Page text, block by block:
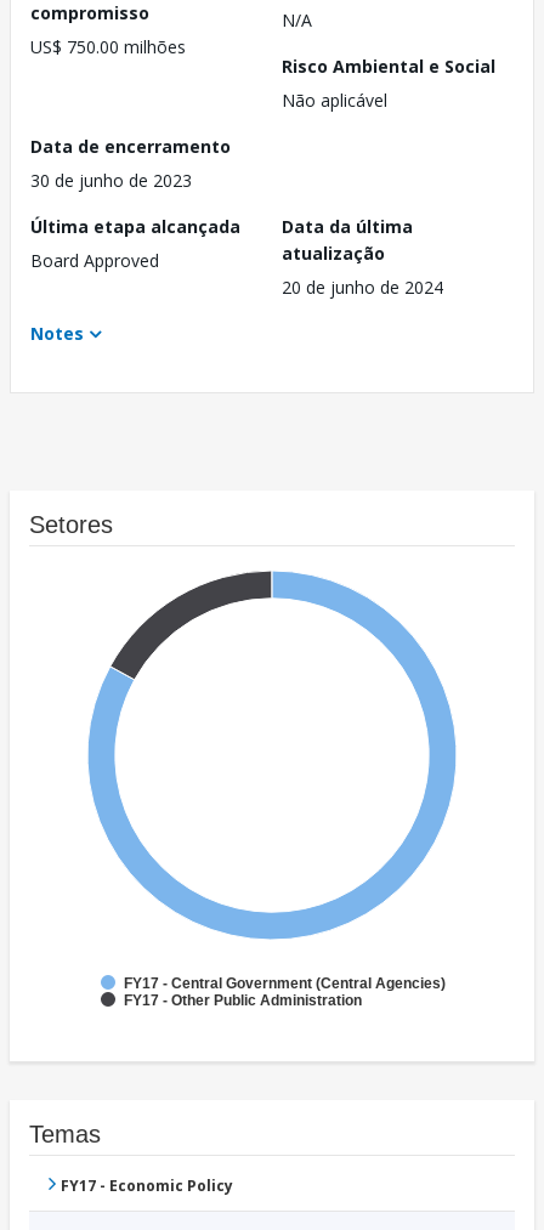
compromisso
US$ 750.00 milhões
N/A
Risco Ambiental e Social
Não aplicável
Data de encerramento
30 de junho de 2023
Última etapa alcançada
Board Approved
Data da última
atualização
20 de junho de 2024
Notes
Setores
FY17 - Central Government (Central Agencies)
FY17 - Other Public Administration
Temas
FY17 - Economic Policy